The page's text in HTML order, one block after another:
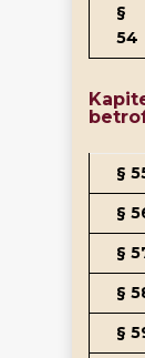
§
54
§
§
§
§
§